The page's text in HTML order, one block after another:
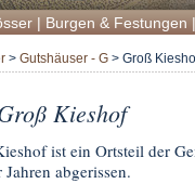
| Burgen & Festungen
> Gutshäuser - G > Groß
Kieshof
ist ein Ortsteil der
Jahren abgerissen.